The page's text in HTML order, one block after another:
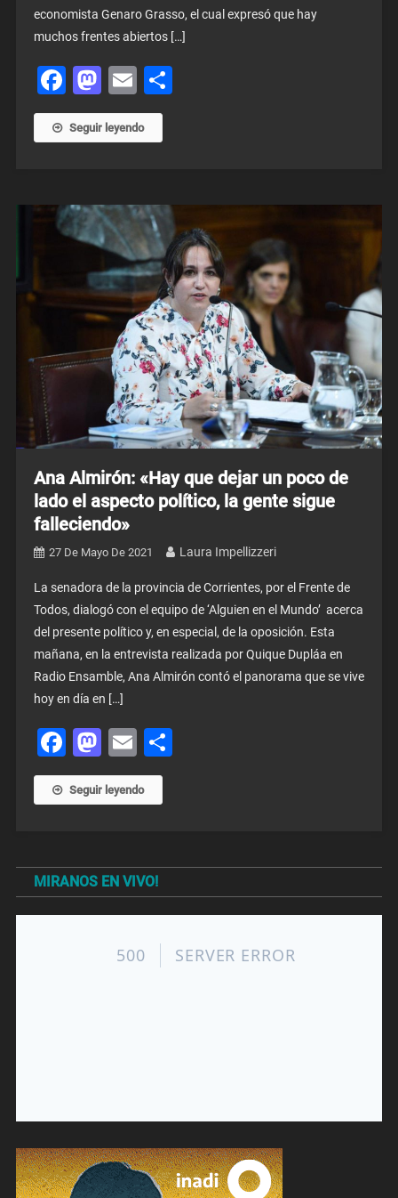
economista Genaro Grasso, el cual expresó que hay
muchos frentes abiertos […]
Facebook
Mastodon
Email
Seguir leyendo
Ana Almirón: «Hay que dejar un poco de
lado el aspecto político, la gente sigue
falleciendo»
27 De Mayo De 2021 Laura Impellizzeri
La senadora de la provincia de Corrientes, por el Frente de
Todos, dialogó con el equipo de ‘Alguien en el Mundo’ acerca
del presente político y, en especial, de la oposición. Esta
mañana, en la entrevista realizada por Quique Dupláa en
Radio Ensamble, Ana Almirón contó el panorama que se vive
hoy en día en […]
Facebook
Mastodon
Email
Seguir leyendo
MIRANOS EN VIVO!